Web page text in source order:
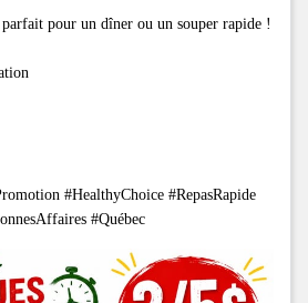
pour un dîner ou un souper rapide !
#HealthyChoice #RepasRapide
#Québec